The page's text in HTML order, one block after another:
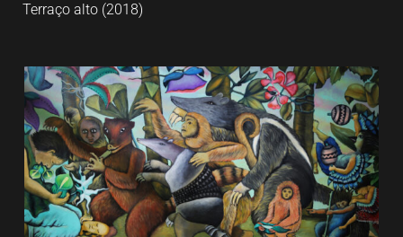
Terraço alto (2018)